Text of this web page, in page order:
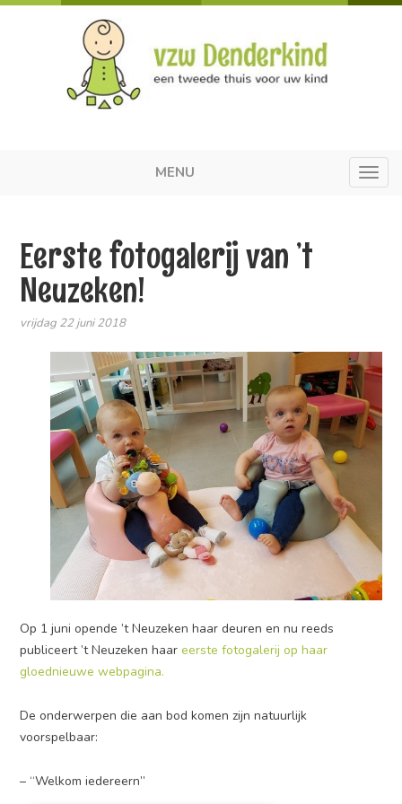
MENU
Eerste fotogalerij van ’t
Neuzeken!
vrijdag 22 juni 2018
Op 1 juni opende ’t Neuzeken haar deuren en nu reeds
publiceert ’t Neuzeken haareerste fotogalerij op haar
gloednieuwe webpagina.
De onderwerpen die aan bod komen zijn natuurlijk
voorspelbaar:
– “Welkom iedereern”